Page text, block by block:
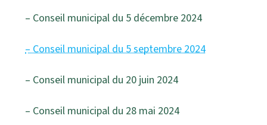
– Conseil municipal du 5 décembre 2024
– Conseil municipal du 5 septembre 2024
– Conseil municipal du 20 juin 2024
– Conseil municipal du 28 mai 2024